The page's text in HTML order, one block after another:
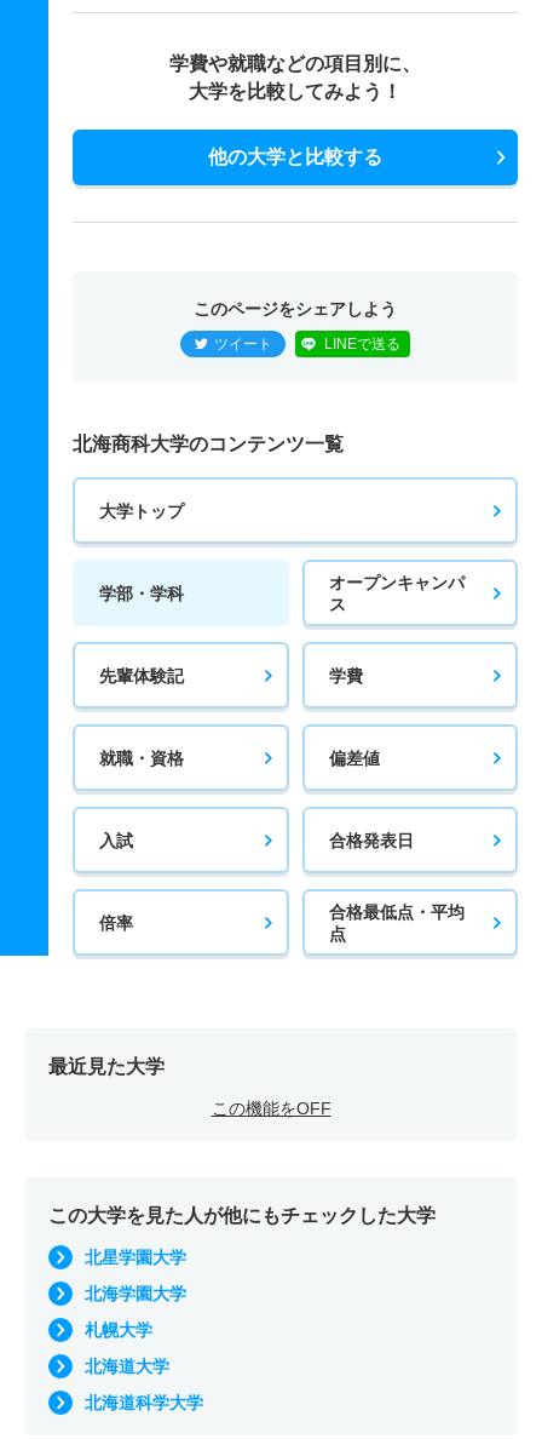
学費や就職などの項目別に、
大学を比較してみよう！
他の大学と比較する
このページをシェアしよう
ツイート LINEで送る
北海商科大学のコンテンツ一覧
大学トップ
学部・学科
オープンキャンパ
ス
先輩体験記 学費
就職・資格 偏差値
入試 合格発表日
倍率
合格最低点・平均
点
最近見た大学
この機能をOFF
この大学を見た人が他にもチェックした大学
北星学園大学
北海学園大学
札幌大学
北海道大学
北海道科学大学